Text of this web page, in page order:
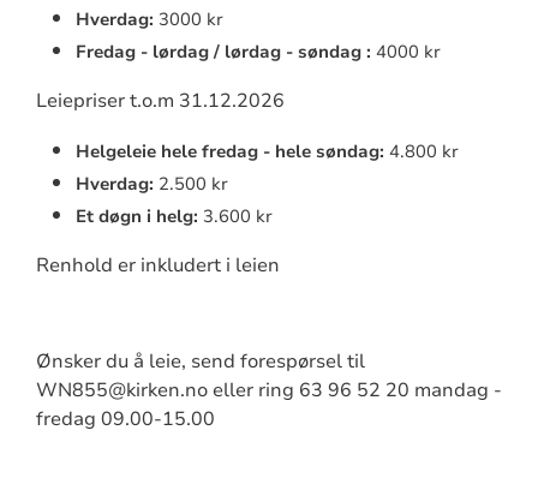
Hverdag: 3000 kr
Fredag - lørdag / lørdag - søndag : 4000 kr
Leiepriser t.o.m 31.12.2026
Helgeleie hele fredag - hele søndag: 4.800 kr
Hverdag: 2.500 kr
Et døgn i helg: 3.600 kr
Renhold er inkludert i leien
Ønsker du å leie, send forespørsel til
WN855@kirken.no eller ring 63 96 52 20 mandag -
fredag 09.00-15.00